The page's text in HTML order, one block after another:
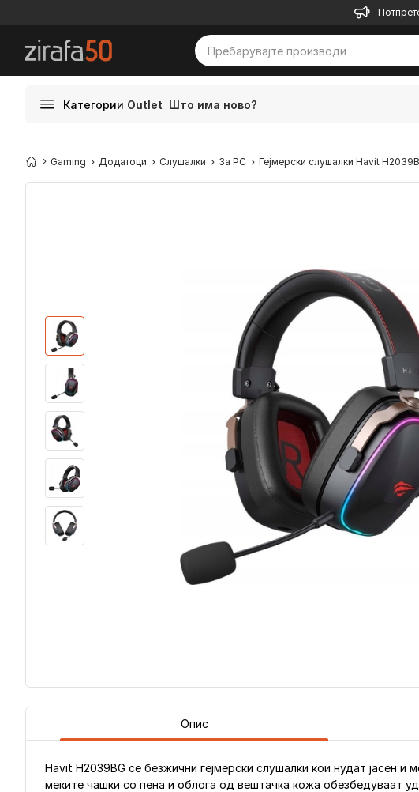
Категории Outlet Што има ново?
Gaming Додатоци Слушалки За PC Гејмерски слушалки Havit
Опис
Havit H2039BG се безжични гејмерски слушалки кои нудат јасен и
меките чашки со пена и облога од вештачка кожа обезбедуваат